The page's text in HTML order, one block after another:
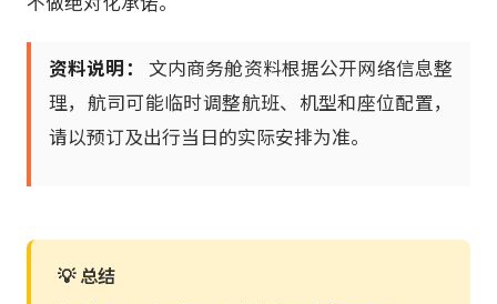
资料说明：
文内商务舱资料根据公开网络信息整
理，航司可能临时调整航班、机型和座位配置，
请以预订及出行当日的实际安排为准。
💡 总结